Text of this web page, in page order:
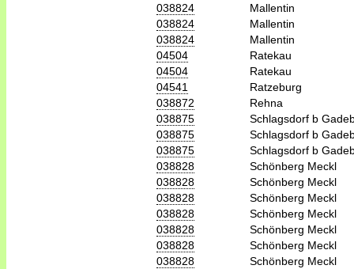
038824
Mallentin
038824
Mallentin
038824
Mallentin
04504
Ratekau
04504
Ratekau
04541
Ratzeburg
038872
Rehna
038875
Schlagsdorf b
038875
Schlagsdorf b
038875
Schlagsdorf b
038828
Schönberg Meckl
038828
Schönberg Meckl
038828
Schönberg Meckl
038828
Schönberg Meckl
038828
Schönberg Meckl
038828
Schönberg Meckl
038828
Schönberg Meckl